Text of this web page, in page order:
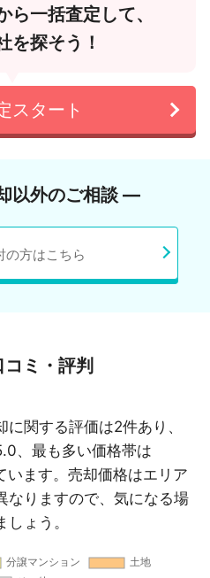
ら一括査定して、
を探そう！
スタート
以外のご相談 ―
の方はこちら
ミ・評判
関する評価は2件あり、
、最も多い価格帯は
ます。売却価格はエリア
なりますので、気になる場
ょう。